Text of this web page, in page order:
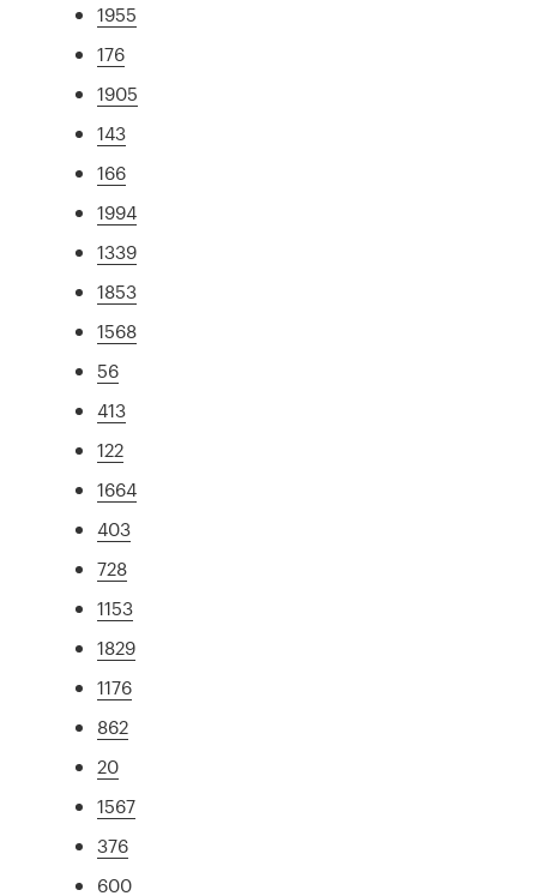
1955
176
1905
143
166
1994
1339
1853
1568
56
413
122
1664
403
728
1153
1829
1176
862
20
1567
376
600